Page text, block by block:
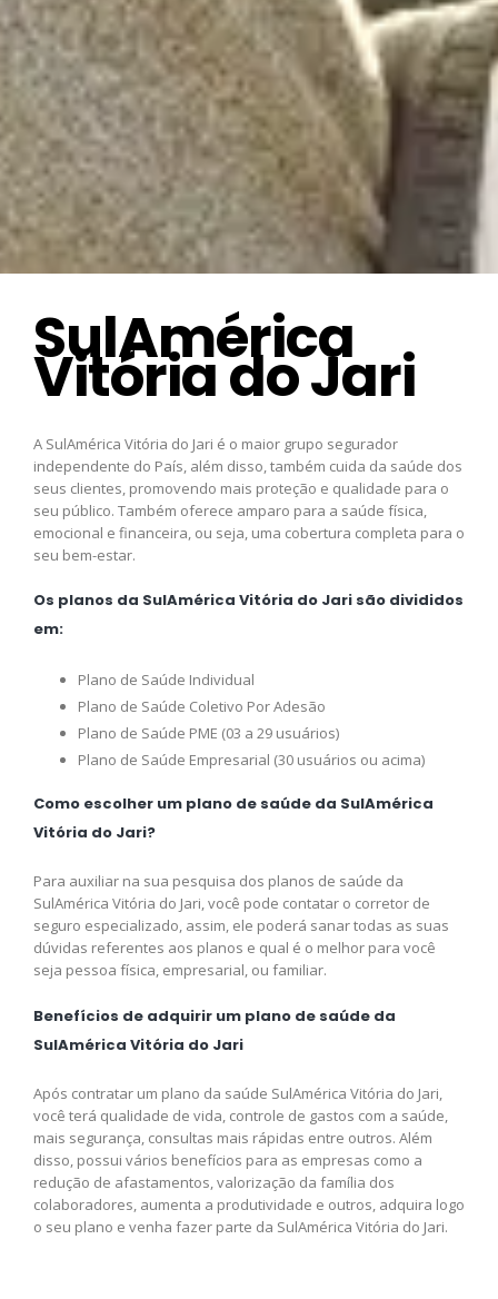
SulAmérica
Vitória do Jari
A SulAmérica Vitória do Jari é o maior grupo segurador
independente do País, além disso, também cuida da saúde dos
seus clientes, promovendo mais proteção e qualidade para o
seu público. Também oferece amparo para a saúde física,
emocional e financeira, ou seja, uma cobertura completa para o
seu bem-estar.
Os planos da SulAmérica Vitória do Jari são divididos
em:
Plano de Saúde Individual
Plano de Saúde Coletivo Por Adesão
Plano de Saúde PME (03 a 29 usuários)
Plano de Saúde Empresarial (30 usuários ou acima)
Como escolher um plano de saúde da SulAmérica
Vitória do Jari?
Para auxiliar na sua pesquisa dos planos de saúde da
SulAmérica Vitória do Jari, você pode contatar o corretor de
seguro especializado, assim, ele poderá sanar todas as suas
dúvidas referentes aos planos e qual é o melhor para você
seja pessoa física, empresarial, ou familiar.
Benefícios de adquirir um plano de saúde da
SulAmérica Vitória do Jari
Após contratar um plano da saúde SulAmérica Vitória do Jari,
você terá qualidade de vida, controle de gastos com a saúde,
mais segurança, consultas mais rápidas entre outros. Além
disso, possui vários benefícios para as empresas como a
redução de afastamentos, valorização da família dos
colaboradores, aumenta a produtividade e outros, adquira logo
o seu plano e venha fazer parte da SulAmérica Vitória do Jari.